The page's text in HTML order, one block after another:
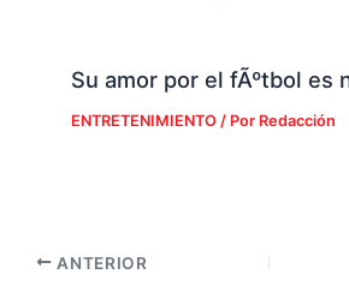
Su amor por el fÃºtbol es
ENTRETENIMIENTO/ Por Redacción
ANTERIOR